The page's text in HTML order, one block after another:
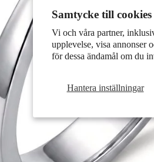
Samtycke till cookies
Vi och våra partner,
upplevelse, visa annonser
för dessa ändamål om du
Hantera inställningar